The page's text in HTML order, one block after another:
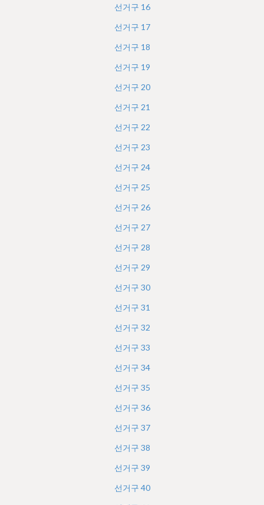
선거구 16
선거구 17
선거구 18
선거구 19
선거구 20
선거구 21
선거구 22
선거구 23
선거구 24
선거구 25
선거구 26
선거구 27
선거구 28
선거구 29
선거구 30
선거구 31
선거구 32
선거구 33
선거구 34
선거구 35
선거구 36
선거구 37
선거구 38
선거구 39
선거구 40